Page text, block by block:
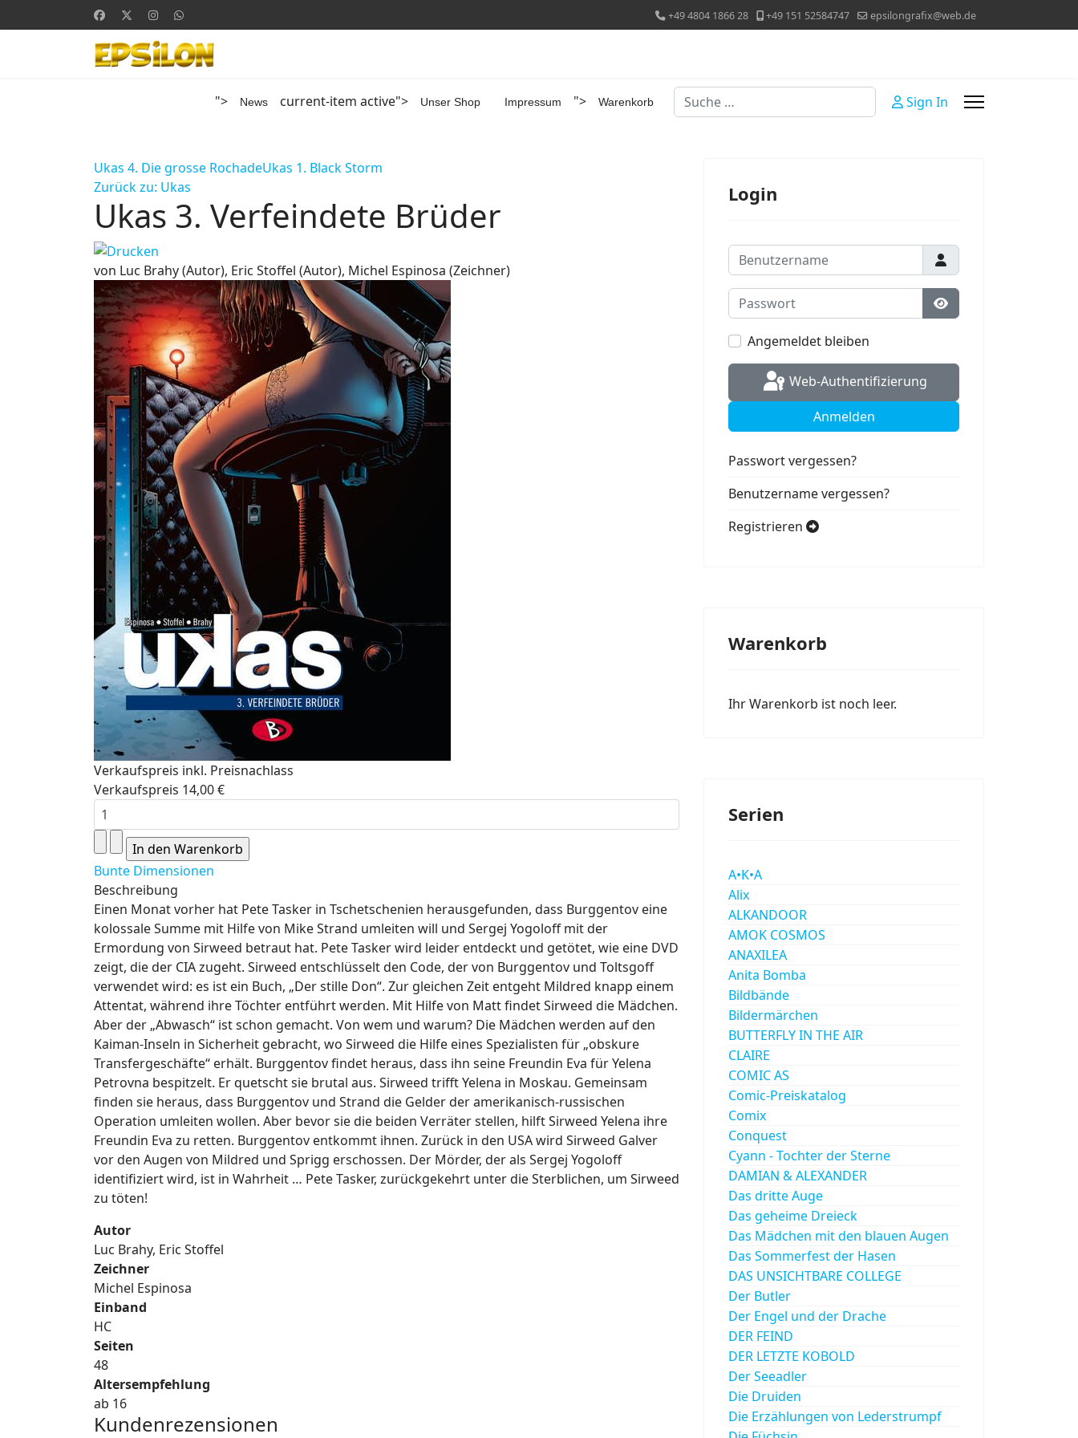
+49 4804 1866 28 +49 151 52584747 epsilongrafix@web.de
"> News current-item active"> Unser Shop Impressum "> Warenkorb Suchen Sign In
Ukas 4. Die grosse RochadeUkas 1. Black Storm
Zurück zu: Ukas
Ukas 3. Verfeindete Brüder
von Luc Brahy (Autor), Eric Stoffel (Autor), Michel Espinosa (Zeichner)
Verkaufspreis inkl. Preisnachlass
Verkaufspreis 14,00 €
Bunte Dimensionen
Beschreibung
Einen Monat vorher hat Pete Tasker in Tschetschenien herausgefunden, dass Burggentov eine
kolossale Summe mit Hilfe von Mike Strand umleiten will und Sergej Yogoloff mit der
Ermordung von Sirweed betraut hat. Pete Tasker wird leider entdeckt und getötet, wie eine DVD
zeigt, die der CIA zugeht. Sirweed entschlüsselt den Code, der von Burggentov und Toltsgoff
verwendet wird: es ist ein Buch, „Der stille Don“. Zur gleichen Zeit entgeht Mildred knapp einem
Attentat, während ihre Töchter entführt werden. Mit Hilfe von Matt findet Sirweed die Mädchen.
Aber der „Abwasch“ ist schon gemacht. Von wem und warum? Die Mädchen werden auf den
Kaiman-Inseln in Sicherheit gebracht, wo Sirweed die Hilfe eines Spezialisten für „obskure
Transfergeschäfte“ erhält. Burggentov findet heraus, dass ihn seine Freundin Eva für Yelena
Petrovna bespitzelt. Er quetscht sie brutal aus. Sirweed trifft Yelena in Moskau. Gemeinsam
finden sie heraus, dass Burggentov und Strand die Gelder der amerikanisch-russischen
Operation umleiten wollen. Aber bevor sie die beiden Verräter stellen, hilft Sirweed Yelena ihre
Freundin Eva zu retten. Burggentov entkommt ihnen. Zurück in den USA wird Sirweed Galver
vor den Augen von Mildred und Sprigg erschossen. Der Mörder, der als Sergej Yogoloff
identifiziert wird, ist in Wahrheit … Pete Tasker, zurückgekehrt unter die Sterblichen, um Sirweed
zu töten!
Autor
Luc Brahy, Eric Stoffel
Zeichner
Michel Espinosa
Einband
HC
Seiten
48
Altersempfehlung
ab 16
Kundenrezensionen
Login
Benutzername
Passwort
Passwort anzeigen
Angemeldet bleiben
Web-Authentifizierung
Anmelden
Passwort vergessen?
Benutzername vergessen?
Registrieren
Warenkorb
Ihr Warenkorb ist noch leer.
Serien
A•K•A
Alix
ALKANDOOR
AMOK COSMOS
ANAXILEA
Anita Bomba
Bildbände
Bildermärchen
BUTTERFLY IN THE AIR
CLAIRE
COMIC AS
Comic-Preiskatalog
Comix
Conquest
Cyann - Tochter der Sterne
DAMIAN & ALEXANDER
Das dritte Auge
Das geheime Dreieck
Das Mädchen mit den blauen Augen
Das Sommerfest der Hasen
DAS UNSICHTBARE COLLEGE
Der Butler
Der Engel und der Drache
DER FEIND
DER LETZTE KOBOLD
Der Seeadler
Die Druiden
Die Erzählungen von Lederstrumpf